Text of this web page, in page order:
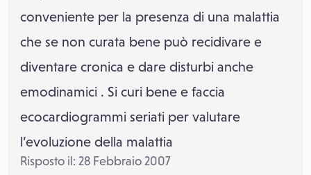
conveniente per la presenza di una malattia
che se non curata bene può recidivare e
diventare cronica e dare disturbi anche
emodinamici . Si curi bene e faccia
ecocardiogrammi seriati per valutare
l’evoluzione della malattia
Risposto il: 28 Febbraio 2007